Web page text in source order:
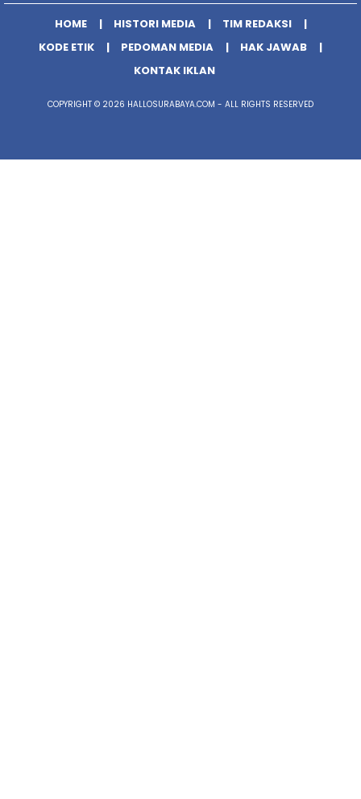
HOME HISTORI MEDIA
TIM REDAKSI
KODE ETIK
PEDOMAN MEDIA
HAK JAWAB
KONTAK IKLAN
COPYRIGHT © 2026 HALLOSURABAYA.COM - ALL RIGHTS RESERVED